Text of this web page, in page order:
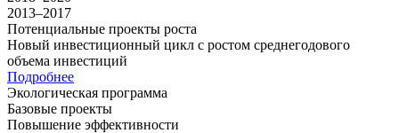
2013–2017
Потенциальные проекты роста
Новый инвестиционный цикл с ростом среднегодового
объема инвестиций
Подробнее
Экологическая программа
Базовые проекты
Повышение эффективности